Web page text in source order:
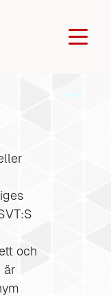
och
är